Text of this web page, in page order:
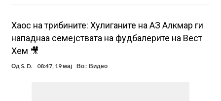
Хаос на трибините: Хулиганите на АЗ Алкмар ги
нападнаа семејствата на фудбалерите на Вест
Хем 🎥
Од S. D. 08:47, 19 мај Во : Видео